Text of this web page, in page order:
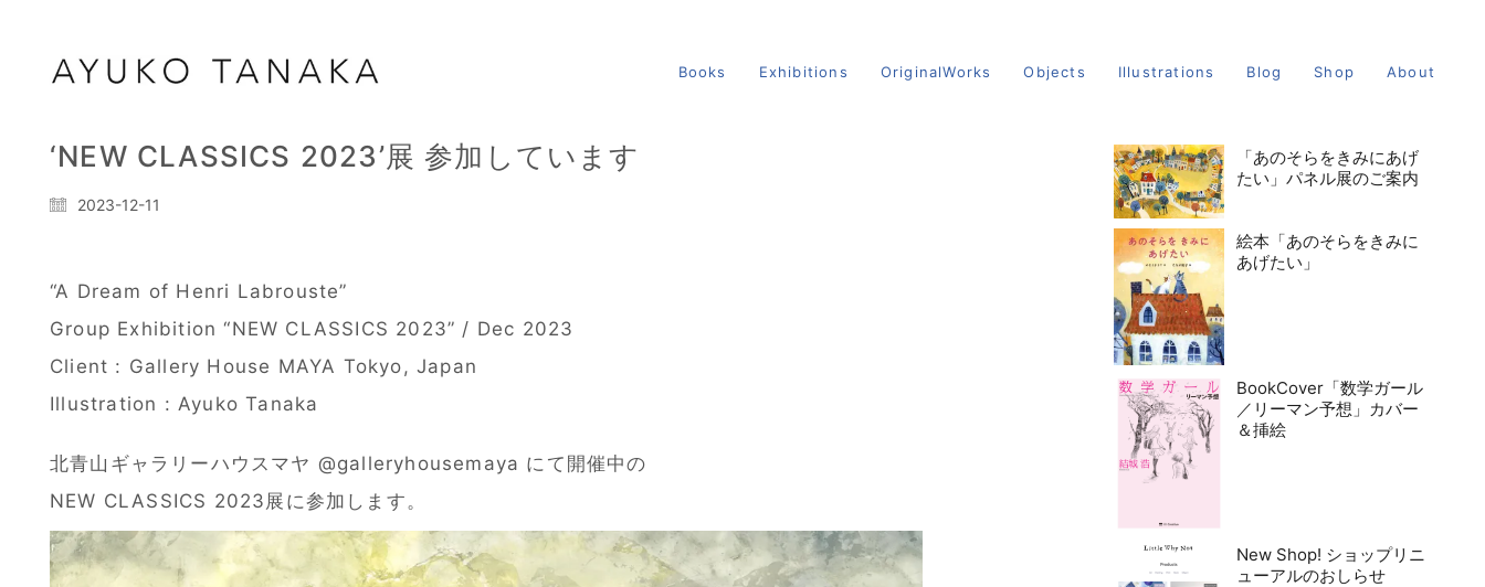
Books Exhibitions OriginalWorks Objects Illustrations Blog Shop About
‘NEW CLASSICS 2023’展 参加しています
2023-12-11
“A Dream of Henri Labrouste”
Group Exhibition “NEW CLASSICS 2023” / Dec 2023
Client : Gallery House MAYA Tokyo, Japan
Illustration : Ayuko Tanaka
北青山ギャラリーハウスマヤ @galleryhousemaya にて開催中の
NEW CLASSICS 2023展に参加します。
「あのそらをきみにあげ
たい」パネル展のご案内
絵本「あのそらをきみに
あげたい」
BookCover「数学ガール
／リーマン予想」カバー
＆挿絵
New Shop! ショップリニ
ューアルのおしらせ